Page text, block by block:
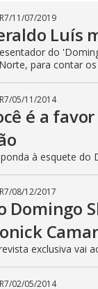
/11/07/2019
Luís
do
para contar
/05/11/2014
é a
à esquete do
/08/12/2017
Domingo
exclusiva vai
/02/05/2014